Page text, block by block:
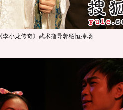
《李小龙传奇》武术指导郭绍恒捧场